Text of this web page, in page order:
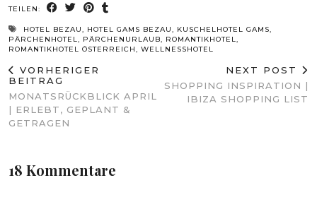
TEILEN:
HOTEL BEZAU, HOTEL GAMS BEZAU, KUSCHELHOTEL GAMS,
PÄRCHENHOTEL, PÄRCHENURLAUB, ROMANTIKHOTEL,
ROMANTIKHOTEL ÖSTERREICH, WELLNESSHOTEL
VORHERIGER
BEITRAG
MONATSRÜCKBLICK APRIL
| ERLEBT, GEPLANT &
GETRAGEN
NEXT POST
SHOPPING INSPIRATION |
IBIZA SHOPPING LIST
18 Kommentare